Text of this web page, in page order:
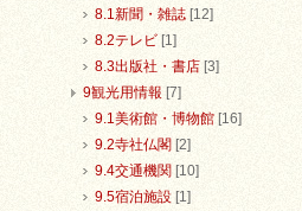
8.1新聞・雑誌 [12]
8.2テレビ [1]
8.3出版社・書店 [3]
9観光用情報 [7]
9.1美術館・博物館 [16]
9.2寺社仏閣 [2]
9.4交通機関 [10]
9.5宿泊施設 [1]